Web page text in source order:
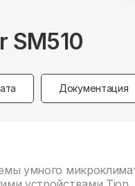
SM510
Документация
умного